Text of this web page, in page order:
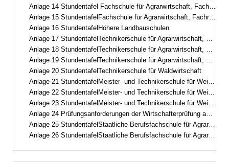
Anlage 14 Stundentafel Fachschule für Agrarwirtschaft, Fachrichtung Milchwirtschaft und Molkereiwesen
Anlage 15 StundentafelFachschule für Agrarwirtschaft, Fachrichtung Milchwirtschaftliches Laborwesen
Anlage 16 StundentafelHöhere Landbauschulen
Anlage 17 StundentafelTechnikerschule für Agrarwirtschaft, Fachrichtung Landwirtschaft
Anlage 18 StundentafelTechnikerschule für Agrarwirtschaft, Fachrichtung Milchwirtschaft und Molkereiwesen
Anlage 19 StundentafelTechnikerschule für Agrarwirtschaft, Fachrichtung Ernährungs- und Versorgungsmanagement
Anlage 20 StundentafelTechnikerschule für Waldwirtschaft
Anlage 21 StundentafelMeister- und Technikerschule für Weinbau und Gartenbau, Fachrichtung Gartenbau Schwerpunkt Zierpflanzenbau und Baumschule
Anlage 22 StundentafelMeister- und Technikerschule für Weinbau und Gartenbau, Fachrichtung Garten- und Landschaftsbau
Anlage 23 StundentafelMeister- und Technikerschule für Weinbau und Gartenbau, Fachrichtung Weinbau und Oenologie
Anlage 24 Prüfungsanforderungen der Wirtschafterprüfung an der Meister- und Technikerschule für Weinbau und Gartenbau
Anlage 25 StundentafelStaatliche Berufsfachschule für Agrartechnische Assistentinnen und Assistenten, Fachrichtung Lebensmittel – Pflanze – Umwelt
Anlage 26 StundentafelStaatliche Berufsfachschule für Agrartechnische Assistentinnen und Assistenten, Fachrichtung Biotechnologie